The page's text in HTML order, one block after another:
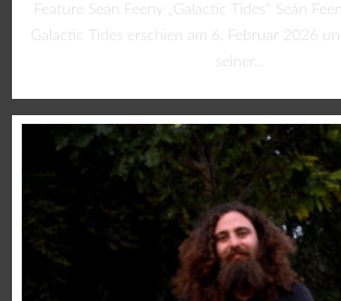
Feature Seán Feeny „Galactic Tides“ Seán
Galactic Tides erschien am 6. Februar 2026
seiner...